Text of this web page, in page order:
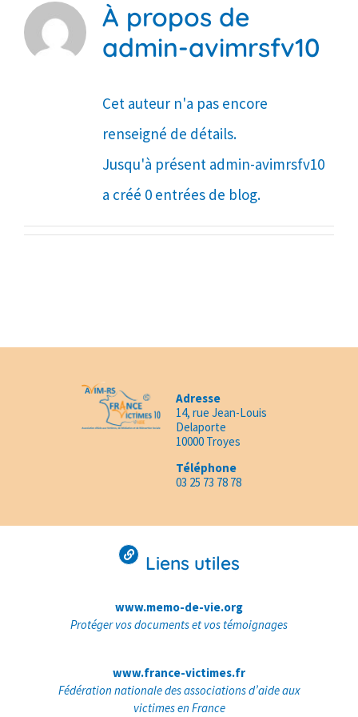
Contact
À propos de
admin-avimrsfv10
Cet auteur n'a pas encore
renseigné de détails.
Jusqu'à présent admin-avimrsfv10
a créé 0 entrées de blog.
Adresse
14, rue Jean-Louis
Delaporte
10000 Troyes
Téléphone
03 25 73 78 78
Liens utiles
www.memo-de-vie.org
Protéger vos documents et vos témoignages
www.france-victimes.fr
Fédération nationale des associations d’aide aux
victimes en France